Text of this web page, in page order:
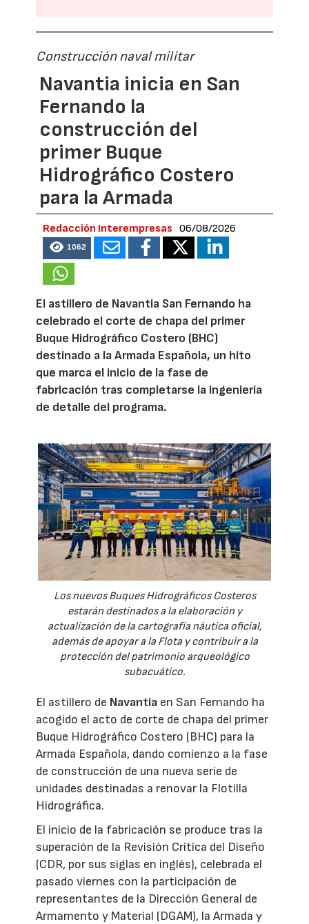
Construcción naval militar
Navantia inicia en San
Fernando la
construcción del
primer Buque
Hidrográfico Costero
para la Armada
Redacción Interempresas 06/08/2026
1062
El astillero de Navantia San Fernando ha
celebrado el corte de chapa del primer
Buque Hidrográfico Costero (BHC)
destinado a la Armada Española, un hito
que marca el inicio de la fase de
fabricación tras completarse la ingeniería
de detalle del programa.
Los nuevos Buques Hidrográficos Costeros
estarán destinados a la elaboración y
actualización de la cartografía náutica oficial,
además de apoyar a la Flota y contribuir a la
protección del patrimonio arqueológico
subacuático.
El astillero de Navantia en San Fernando ha
acogido el acto de corte de chapa del primer
Buque Hidrográfico Costero (BHC) para la
Armada Española, dando comienzo a la fase
de construcción de una nueva serie de
unidades destinadas a renovar la Flotilla
Hidrográfica.
El inicio de la fabricación se produce tras la
superación de la Revisión Crítica del Diseño
(CDR, por sus siglas en inglés), celebrada el
pasado viernes con la participación de
representantes de la Dirección General de
Armamento y Material (DGAM), la Armada y